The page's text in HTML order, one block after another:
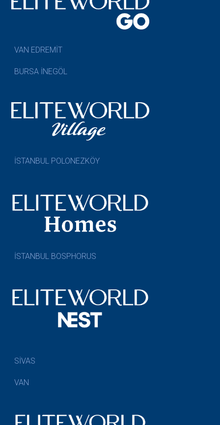
VAN EDREMİT
BURSA İNEGÖL
İSTANBUL POLONEZKÖY
İSTANBUL BOSPHORUS
SİVAS
VAN